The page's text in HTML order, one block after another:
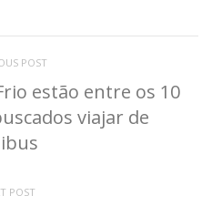
POST
estão entre os 10
viajar de
POST